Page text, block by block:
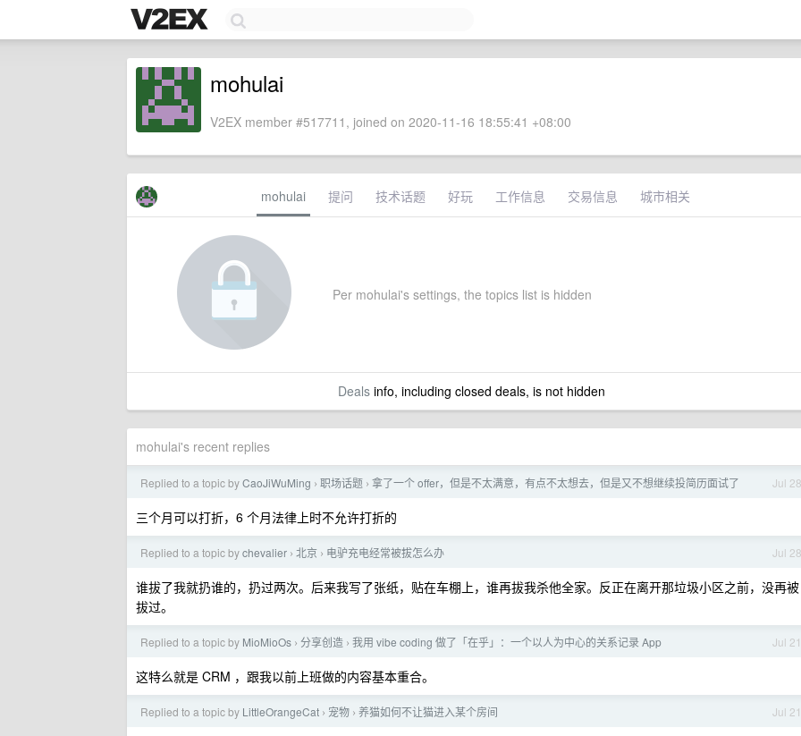
mohulai
V2EX member #517711, joined on 2020-11-16 18:55:41 +08:00
mohulai 提问 技术话题 好玩 工作信息 交易信息 城市相关
Per mohulai's settings, the topics list is hidden
Dealsinfo, including closed deals, is not hidden
mohulai's recent replies
Jul 28
Replied to a topic byCaoJiWuMing › 职场话题 › 拿了一个 offer，但是不太满意，有点不太想去，但是又不想继续投简历面试了
三个月可以打折，6 个月法律上时不允许打折的
Jul 28
Replied to a topic bychevalier › 北京 › 电驴充电经常被拔怎么办
谁拔了我就扔谁的，扔过两次。后来我写了张纸，贴在车棚上，谁再拔我杀他全家。反正在离开那垃圾小区之前，没再被
拔过。
Jul 21
Replied to a topic by MioMioOs › 分享创造 › 我用 vibe coding 做了「在乎」：一个以人为中心的关系记录 App
这特么就是 CRM ，跟我以前上班做的内容基本重合。
Jul 21
Replied to a topic by LittleOrangeCat › 宠物 › 养猫如何不让猫进入某个房间